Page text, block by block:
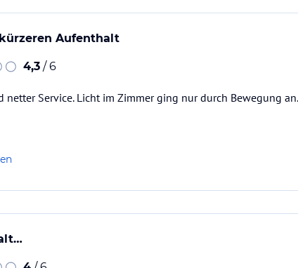
Aufenthalt
4,3 / 6
netter Service. Licht im Zimmer ging nur durch Bewegung